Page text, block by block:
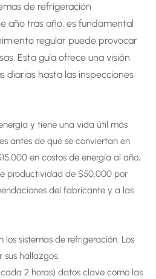
de refrigeración
año tras año, es fundamental
regular puede provocar
Esta guía ofrece una visión
diarias hasta las inspecciones
y tiene una vida útil más
antes de que se conviertan en
en costos de energía al año,
productividad de $50,000 por
del fabricante y a las
sistemas de refrigeración. Los
hallazgos.
2 horas) datos clave como las